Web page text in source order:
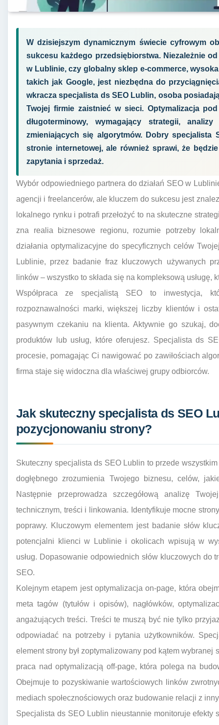
W dzisiejszym dynamicznym świecie cyfrowym
sukcesu każdego przedsiębiorstwa. Niezależnie
w Lublinie, czy globalny sklep e-commerce,
takich jak Google, jest niezbędna do
wkracza specjalista ds SEO Lublin, osoba
Twojej firmie zaistnieć w sieci. Optymalizacja
długoterminowy, wymagający strategii,
zmieniających się algorytmów. Dobry specjalista
stronie internetowej, ale również sprawi, że
zapytania i sprzedaż.
Wybór odpowiedniego partnera do działań SEO w
agencji i freelancerów, ale kluczem do sukcesu jest
lokalnego rynku i potrafi przełożyć to na skuteczne
zna realia biznesowe regionu, rozumie potrzeby
działania optymalizacyjne do specyficznych celów
Lublinie, przez badanie fraz kluczowych używanych
linków – wszystko to składa się na kompleksową usługę,
Współpraca ze specjalistą SEO to inwestycja,
rozpoznawalności marki, większej liczby klientów i
pasywnym czekaniu na klienta. Aktywnie go szukaj,
produktów lub usług, które oferujesz. Specjalista ds
procesie, pomagając Ci nawigować po zawiłościach
firma staje się widoczna dla właściwej grupy odbiorców.
Jak skuteczny specjalista ds SEO
pozycjonowaniu strony?
Skuteczny specjalista ds SEO Lublin to przede
dogłębnego zrozumienia Twojego biznesu, celów,
Następnie przeprowadza szczegółową analizę
technicznym, treści i linkowania. Identyfikuje mocne
poprawy. Kluczowym elementem jest badanie słów
potencjalni klienci w Lublinie i okolicach wpisują w
usług. Dopasowanie odpowiednich słów kluczowych do
SEO.
Kolejnym etapem jest optymalizacja on-page, która
meta tagów (tytułów i opisów), nagłówków,
angażujących treści. Treści te muszą być nie tylko
odpowiadać na potrzeby i pytania użytkowników.
element strony był zoptymalizowany pod kątem wybranej
praca nad optymalizacją off-page, która polega na
Obejmuje to pozyskiwanie wartościowych linków
mediach społecznościowych oraz budowanie relacji z
Specjalista ds SEO Lublin nieustannie monitoruje efekty